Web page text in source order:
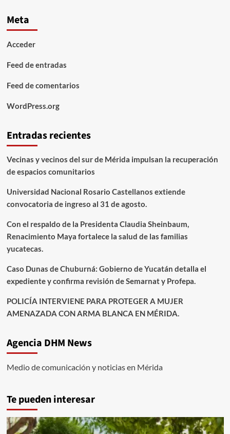
Meta
Acceder
Feed de entradas
Feed de comentarios
WordPress.org
Entradas recientes
Vecinas y vecinos del sur de Mérida impulsan la recuperación
de espacios comunitarios
Universidad Nacional Rosario Castellanos extiende
convocatoria de ingreso al 31 de agosto.
Con el respaldo de la Presidenta Claudia Sheinbaum,
Renacimiento Maya fortalece la salud de las familias
yucatecas.
Caso Dunas de Chuburná: Gobierno de Yucatán detalla el
expediente y confirma revisión de Semarnat y Profepa.
POLICÍA INTERVIENE PARA PROTEGER A MUJER
AMENAZADA CON ARMA BLANCA EN MÉRIDA.
Agencia DHM News
Medio de comunicación y noticias en Mérida
Te pueden interesar